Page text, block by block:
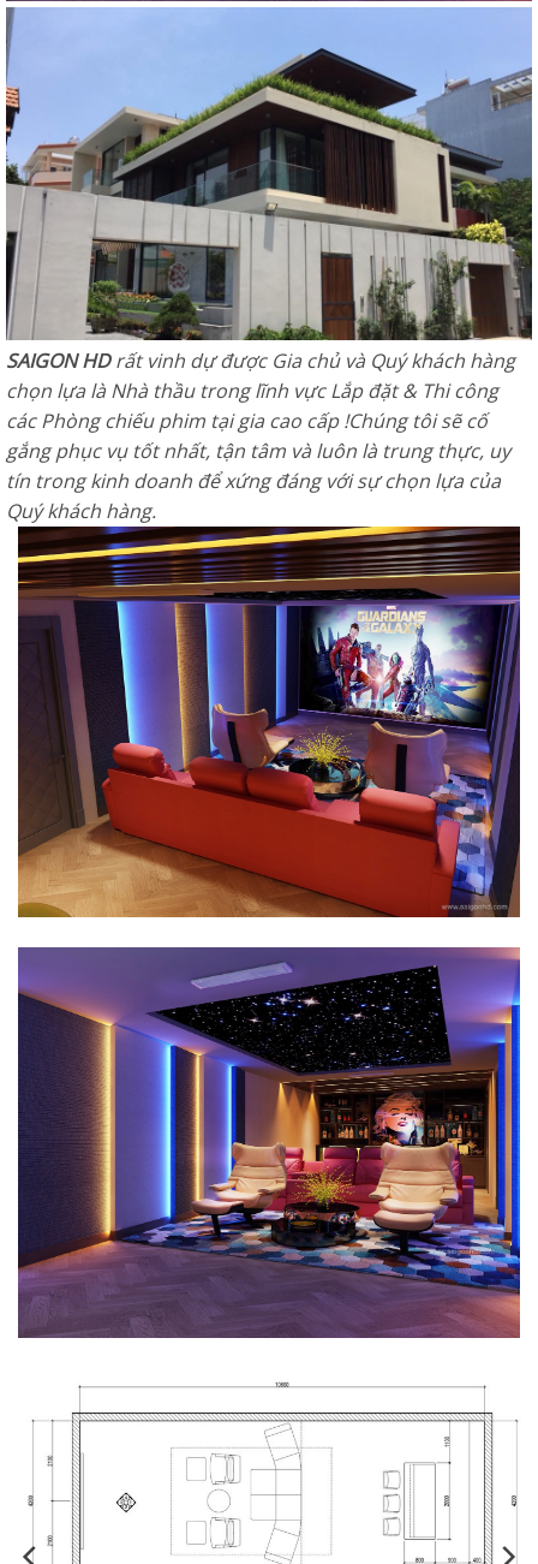
SAIGON HDrất vinh dự được Gia chủ và Quý khách hàng
chọn lựa là Nhà thầu trong lĩnh vực Lắp đặt & Thi công
các Phòng chiếu phim tại gia cao cấp !Chúng tôi sẽ cố
gắng phục vụ tốt nhất, tận tâm và luôn là trung thực, uy
tín trong kinh doanh để xứng đáng với sự chọn lựa của
Quý khách hàng.